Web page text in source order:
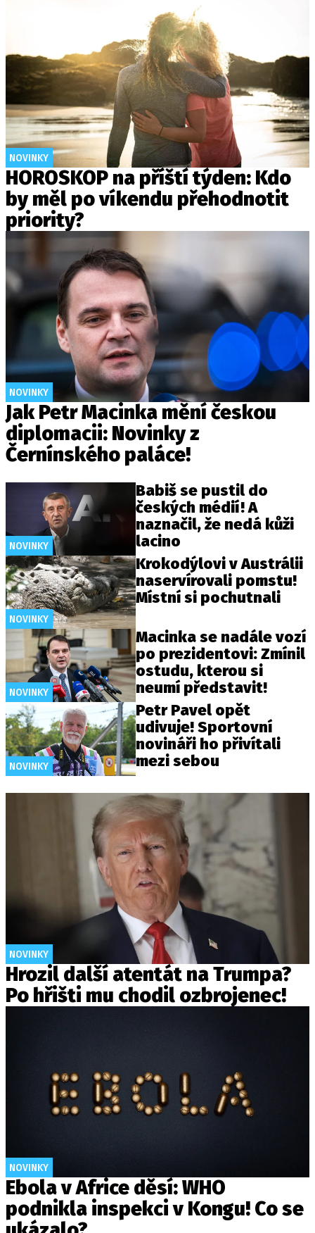
NOVINKY
HOROSKOP na příští týden: Kdo
by měl po víkendu přehodnotit
priority?
NOVINKY
Jak Petr Macinka mění českou
diplomacii: Novinky z
Černínského paláce!
NOVINKY
Babiš se pustil do
českých médií! A
naznačil, že nedá kůži
lacino
NOVINKY
Krokodýlovi v Austrálii
naservírovali pomstu!
Místní si pochutnali
NOVINKY
Macinka se nadále vozí
po prezidentovi: Zmínil
ostudu, kterou si
neumí představit!
NOVINKY
Petr Pavel opět
udivuje! Sportovní
novináři ho přivítali
mezi sebou
NOVINKY
Hrozil další atentát na Trumpa?
Po hřišti mu chodil ozbrojenec!
NOVINKY
Ebola v Africe děsí: WHO
podnikla inspekci v Kongu! Co se